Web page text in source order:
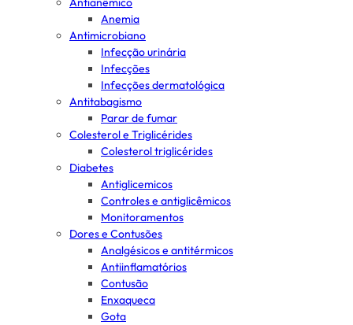
Anemia
Antimicrobiano
Infecção urinária
Infecções
Infecções dermatológica
Antitabagismo
Parar de fumar
Colesterol e Triglicérides
Colesterol triglicérides
Diabetes
Antiglicemicos
Controles e antiglicêmicos
Monitoramentos
Dores e Contusões
Analgésicos e antitérmicos
Antiinflamatórios
Contusão
Enxaqueca
Gota